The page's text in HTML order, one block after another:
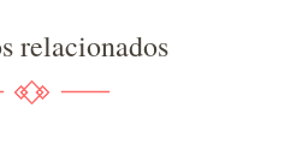
relacionados